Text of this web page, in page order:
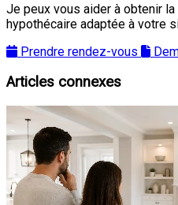
Je peux vous aider à obtenir
hypothécaire adaptée à votre
Prendre rendez-vous
Articles connexes